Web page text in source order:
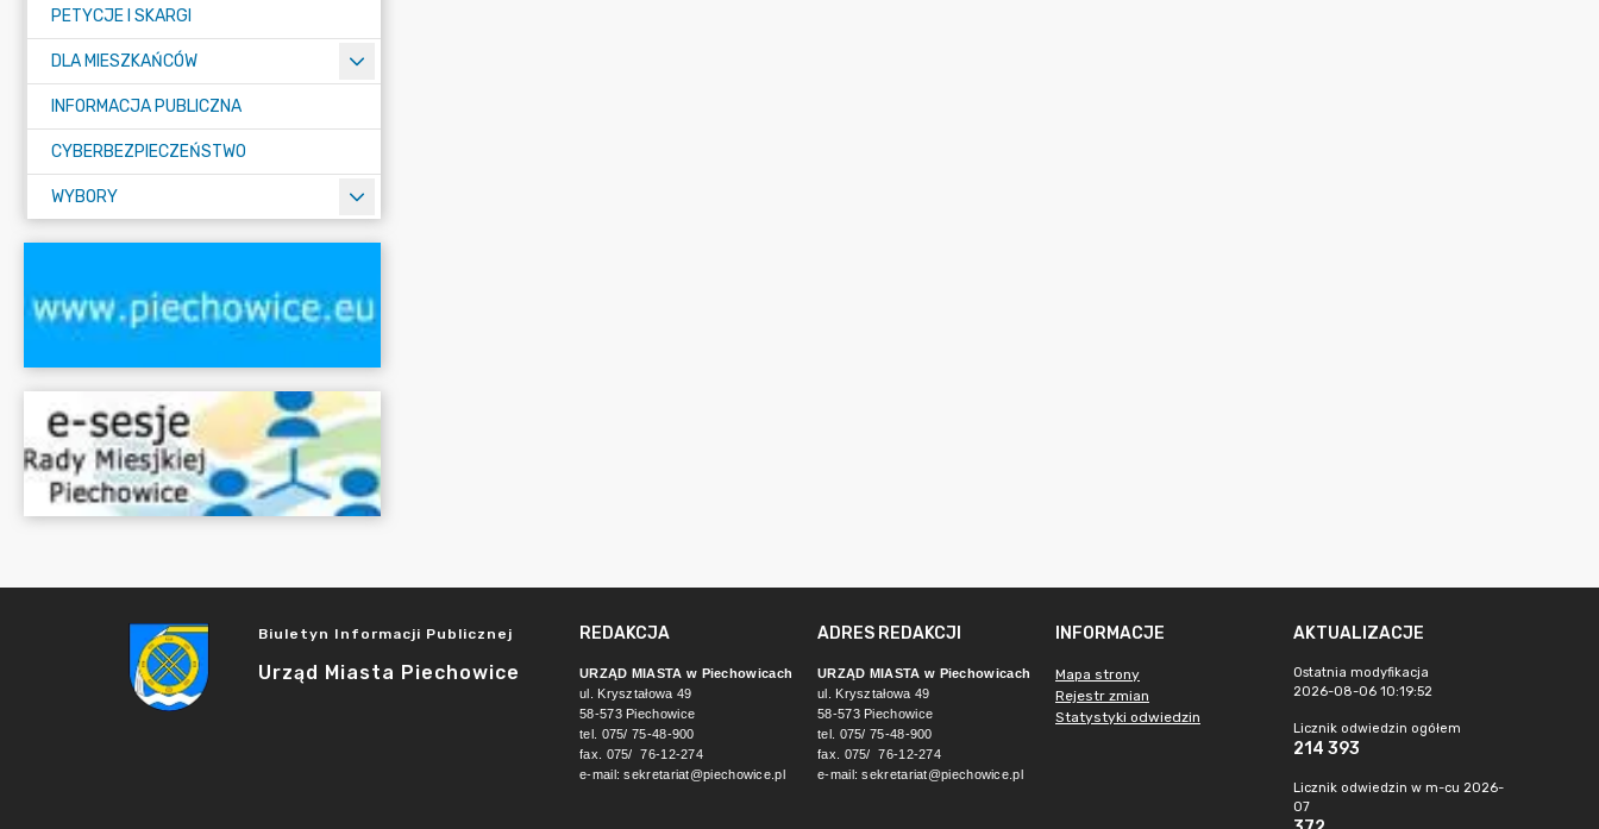
PETYCJE I SKARGI
DLA MIESZKAŃCÓW
INFORMACJA PUBLICZNA
CYBERBEZPIECZEŃSTWO
WYBORY
Biuletyn Informacji Publicznej
Urząd Miasta Piechowice
REDAKCJA
URZĄD MIASTA w Piechowicach
ul. Kryształowa 49
58-573 Piechowice
tel. 075/ 75-48-900
fax. 075/ 76-12-274
e-mail:sekretariat@piechowice.pl
ADRES REDAKCJI
URZĄD MIASTA w Piechowicach
ul. Kryształowa 49
58-573 Piechowice
tel. 075/ 75-48-900
fax. 075/ 76-12-274
e-mail:sekretariat@piechowice.pl
INFORMACJE
Mapa strony
Rejestr zmian
Statystyki odwiedzin
AKTUALIZACJE
Ostatnia modyfikacja
2026-08-06 10:19:52
Licznik odwiedzin ogółem
214 393
Licznik odwiedzin w m-cu 2026-
07